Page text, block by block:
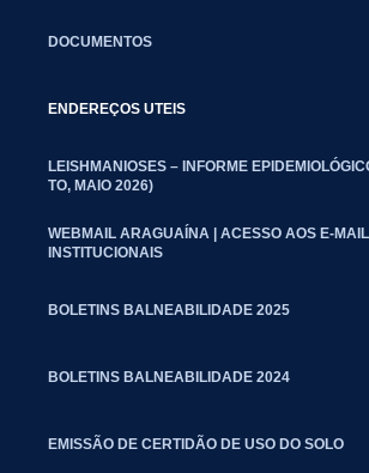
DOCUMENTOS
ENDEREÇOS UTEIS
LEISHMANIOSES – INFORME
TO, MAIO 2026)
WEBMAIL ARAGUAÍNA | ACESSO AOS E-
INSTITUCIONAIS
BOLETINS BALNEABILIDADE 2025
BOLETINS BALNEABILIDADE 2024
EMISSÃO DE CERTIDÃO DE USO DO SOLO